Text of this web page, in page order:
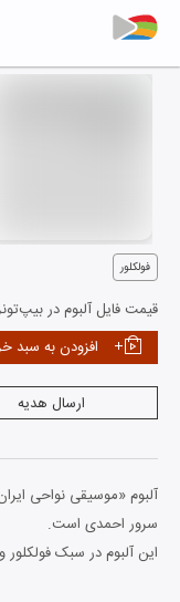
فولکلور
قیمت فایل آلبوم در
افزودن به سبد
ارسال هدیه
سرور احمدی است.
این آلبوم در سبک فولکلور و شامل ۱۲ عدد قطعه